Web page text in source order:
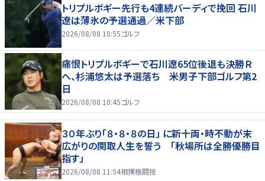
トリプルボギー先行も4連続バーディで挽回 石川
遼は薄氷の予選通過／米下部
2026/08/08 10:55ゴルフ
痛恨トリプルボギーで石川遼65位後退も決勝Ｒ
へ、杉浦悠太は予選落ち 米男子下部ゴルフ第2
日
2026/08/08 10:45ゴルフ
３０年ぶり「８・８・８の日」 に新十両・時不動が末
広がりの関取人生を誓う 「秋場所は全勝優勝目
指す」
2026/08/08 11:54相撲格闘技